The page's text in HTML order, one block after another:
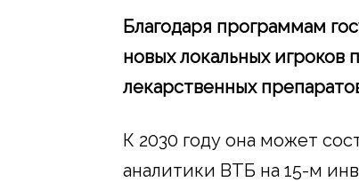
Благодаря программам
новых локальных игроков
лекарственных
К 2030 году она может
аналитики ВТБ на 15-м